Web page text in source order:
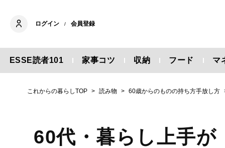
ログイン / 会員登録
ESSE読者101 家事コツ 収納 フード マ
これからの暮らしTOP 読み物 60歳からのものの持ち方手放し方
60代・暮らし上手